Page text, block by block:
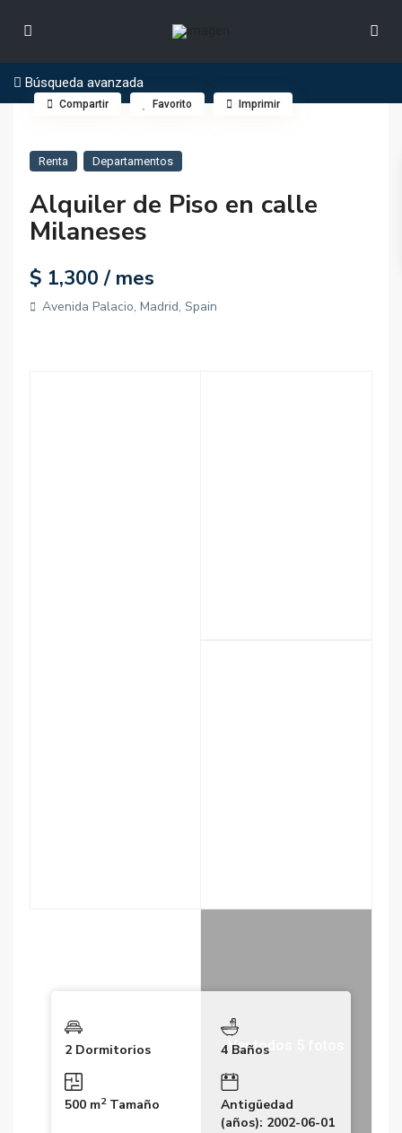
Búsqueda avanzada
Renta Departamentos
Alquiler de Piso en calle
Milaneses
$ 1,300/ mes
Avenida Palacio, Madrid, Spain
Compartir Favorito Imprimir
Ver todos 5 fotos
2 Dormitorios 4 Baños
500 m2Tamaño
Antigüedad
(años): 2002-06-01